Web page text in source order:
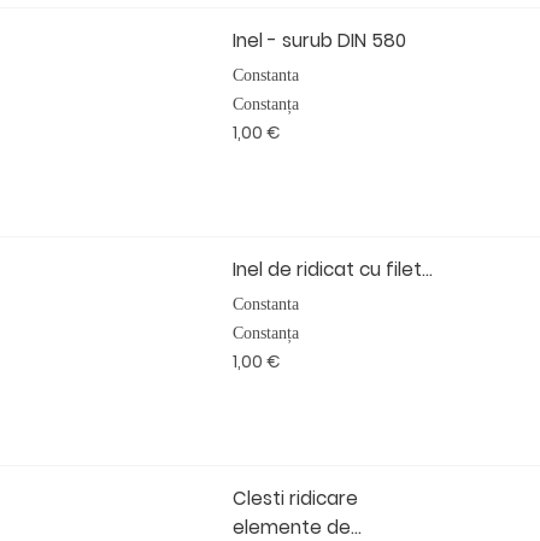
Inel - surub DIN 580
Constanta
Constanța
1,00 €
Inel de ridicat cu filet...
Constanta
Constanța
1,00 €
Clesti ridicare
elemente de...